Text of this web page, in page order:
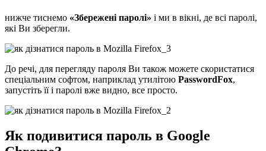
нижче тиснемо «Збережені паролі» і ми в вікні, де всі паролі,
які Ви зберегли.
До речі, для перегляду пароля Ви також можете скористатися
спеціальним софтом, наприклад утилітою PasswordFox,
запустіть її і паролі вже видно, все просто.
Як подивитися пароль в Google